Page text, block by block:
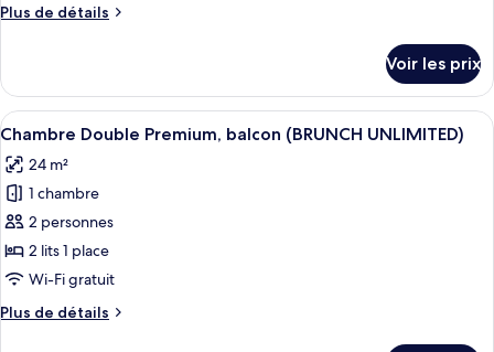
chambre :
balcon
(BRUNCH
UNLIMITED)
Plus de détails
Plus
le
type
de
Chambre
Double,
balcon
(BRUNCH
UNLIMITED)
Voir les prix
Afficher
toutes
les
photos
pour
ce
type
chambre :
Un balcon avec un plancher en
18
Chambre Double Premium, balcon (BRUNCH UNLIMITED)
24 m²
1 chambre
2 personnes
2 lits 1 place
Wi-Fi gratuit
Plus de détails
Plus